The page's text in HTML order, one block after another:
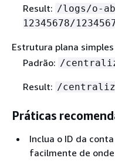
Result: /logs/o-
12345678/
Estrutura plana simples
Padrão: /
Result: /
Práticas
Inclua o ID da
facilmente de